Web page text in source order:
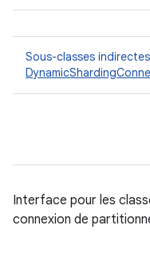
Sous-classes
Interface pour les
connexion de